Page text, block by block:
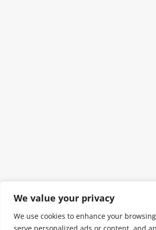
We value your privacy
We use cookies to enhance your